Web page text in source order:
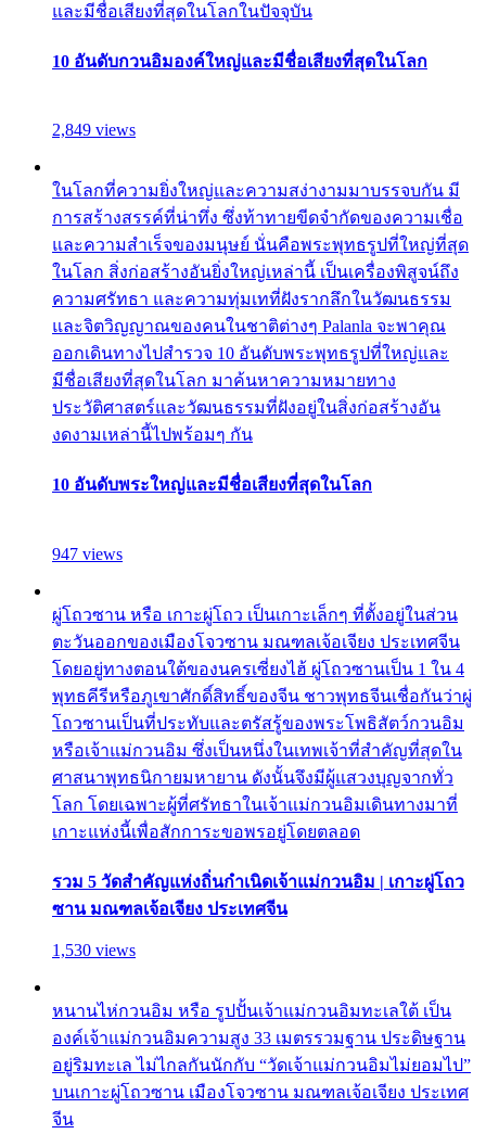
และมีชื่อเสียงที่สุดในโลกในปัจจุบัน
10 อันดับกวนอิมองค์ใหญ่และมีชื่อเสียงที่สุดในโลก
2,849 views
ในโลกที่ความยิ่งใหญ่และความสง่างามมาบรรจบกัน มี
การสร้างสรรค์ที่น่าทึ่ง ซึ่งท้าทายขีดจำกัดของความเชื่อ
และความสำเร็จของมนุษย์ นั่นคือพระพุทธรูปที่ใหญ่ที่สุด
ในโลก สิ่งก่อสร้างอันยิ่งใหญ่เหล่านี้ เป็นเครื่องพิสูจน์ถึง
ความศรัทธา และความทุ่มเทที่ฝังรากลึกในวัฒนธรรม
และจิตวิญญาณของคนในชาติต่างๆ Palanla จะพาคุณ
ออกเดินทางไปสำรวจ 10 อันดับพระพุทธรูปที่ใหญ่และ
มีชื่อเสียงที่สุดในโลก มาค้นหาความหมายทาง
ประวัติศาสตร์และวัฒนธรรมที่ฝังอยู่ในสิ่งก่อสร้างอัน
งดงามเหล่านี้ไปพร้อมๆ กัน
10 อันดับพระใหญ่และมีชื่อเสียงที่สุดในโลก
947 views
ผู่โถวซาน หรือ เกาะผู่โถว เป็นเกาะเล็กๆ ที่ตั้งอยู่ในส่วน
ตะวันออกของเมืองโจวซาน มณฑลเจ้อเจียง ประเทศจีน
โดยอยู่ทางตอนใต้ของนครเซี่ยงไฮ้ ผู่โถวซานเป็น 1 ใน 4
พุทธคีรีหรือภูเขาศักดิ์สิทธิ์ของจีน ชาวพุทธจีนเชื่อกันว่าผู่
โถวซานเป็นที่ประทับและตรัสรู้ของพระโพธิสัตว์กวนอิม
หรือเจ้าแม่กวนอิม ซึ่งเป็นหนึ่งในเทพเจ้าที่สำคัญที่สุดใน
ศาสนาพุทธนิกายมหายาน ดังนั้นจึงมีผู้แสวงบุญจากทั่ว
โลก โดยเฉพาะผู้ที่ศรัทธาในเจ้าแม่กวนอิมเดินทางมาที่
เกาะแห่งนี้เพื่อสักการะขอพรอยู่โดยตลอด
รวม 5 วัดสำคัญแห่งถิ่นกำเนิดเจ้าแม่กวนอิม | เกาะผู่โถว
ซาน มณฑลเจ้อเจียง ประเทศจีน
1,530 views
หนานไห่กวนอิม หรือ รูปปั้นเจ้าแม่กวนอิมทะเลใต้ เป็น
องค์เจ้าแม่กวนอิมความสูง 33 เมตรรวมฐาน ประดิษฐาน
อยู่ริมทะเล ไม่ไกลกันนักกับ “วัดเจ้าแม่กวนอิมไม่ยอมไป”
บนเกาะผู่โถวซาน เมืองโจวซาน มณฑลเจ้อเจียง ประเทศ
จีน